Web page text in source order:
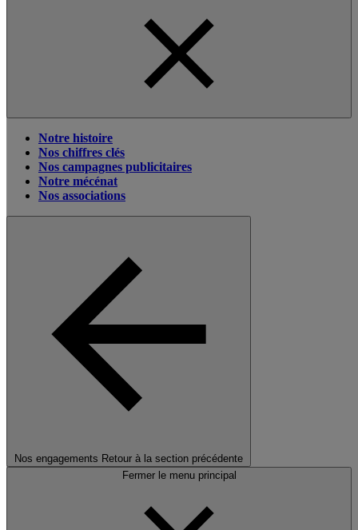
Notre histoire
Nos chiffres clés
Nos campagnes publicitaires
Notre mécénat
Nos associations
Nos engagements Retour à la section précédente
Fermer le menu principal